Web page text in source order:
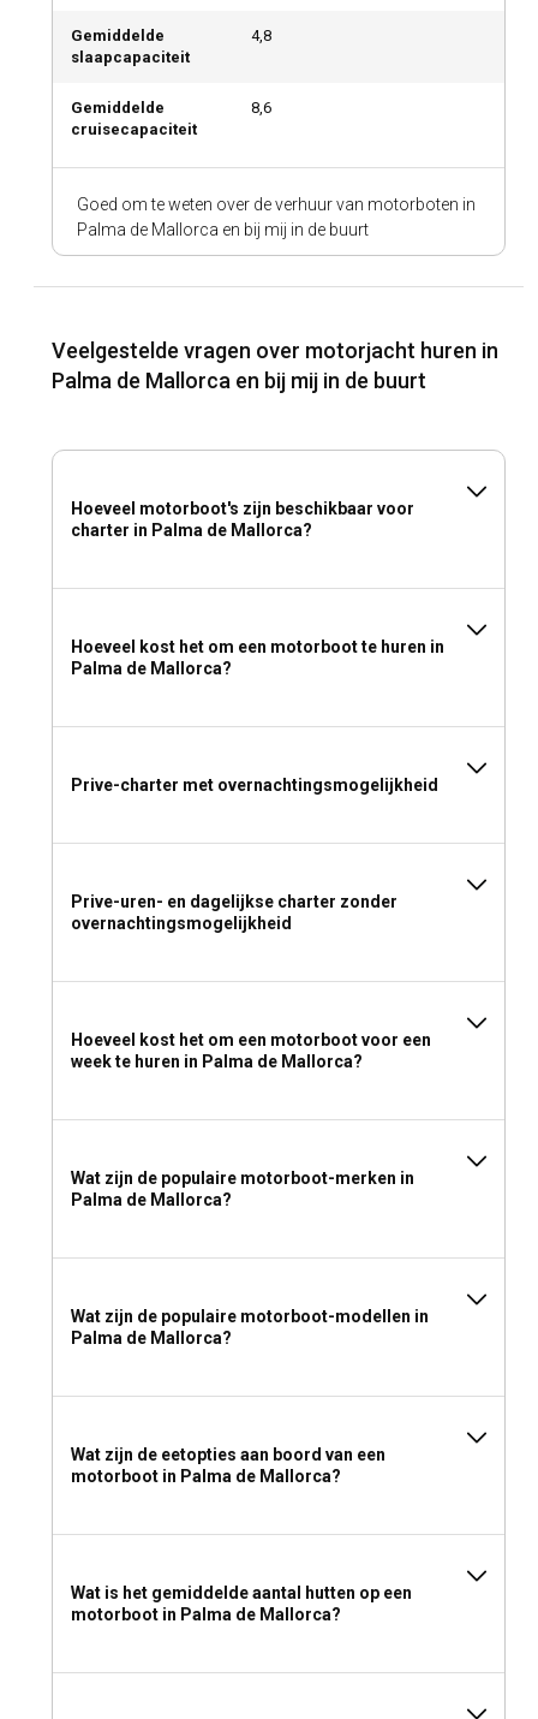
Goed om te weten over de verhuur van motorboten in
Palma de Mallorca en bij mij in de buurt
Gemiddelde
slaapcapaciteit
4,8
Gemiddelde
cruisecapaciteit
8,6
Veelgestelde vragen over motorjacht huren in
Palma de Mallorca en bij mij in de buurt
Hoeveel motorboot's zijn beschikbaar voor
charter in Palma de Mallorca?
Hoeveel kost het om een motorboot te huren in
Palma de Mallorca?
Prive-charter met overnachtingsmogelijkheid
Prive-uren- en dagelijkse charter zonder
overnachtingsmogelijkheid
Hoeveel kost het om een motorboot voor een
week te huren in Palma de Mallorca?
Wat zijn de populaire motorboot-merken in
Palma de Mallorca?
Wat zijn de populaire motorboot-modellen in
Palma de Mallorca?
Wat zijn de eetopties aan boord van een
motorboot in Palma de Mallorca?
Wat is het gemiddelde aantal hutten op een
motorboot in Palma de Mallorca?